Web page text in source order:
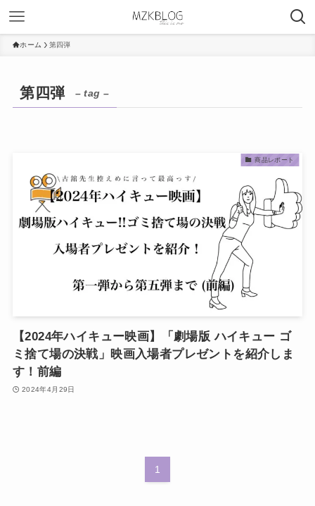
ホーム 第四弾
第四弾 – tag –
商品レポート
【2024年ハイキュー映画】「劇場版 ハイキュー ゴ
ミ捨て場の決戦」映画入場者プレゼントを紹介しま
す！前編
2024年4月29日
1